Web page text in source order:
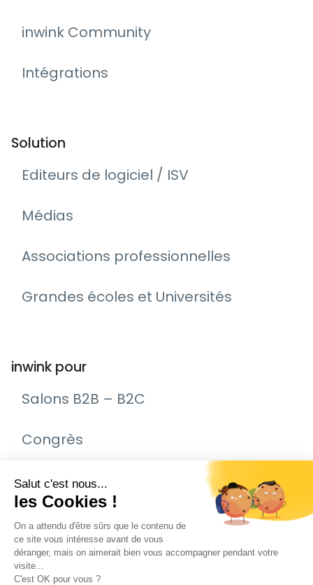
inwink Community
Intégrations
Solution
Editeurs de logiciel / ISV
Médias
Associations professionnelles
Grandes écoles et Universités
inwink pour
Salons B2B – B2C
Congrès
Remise de prix – Awards
Journée Portes Ouvertes (JPO)